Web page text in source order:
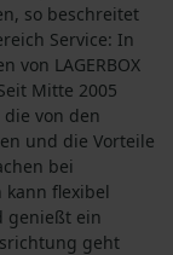
so beschreitet
Service: In
von LAGERBOX
Mitte 2005
von den
und die Vorteile
bei
kann flexibel
genießt ein
geht